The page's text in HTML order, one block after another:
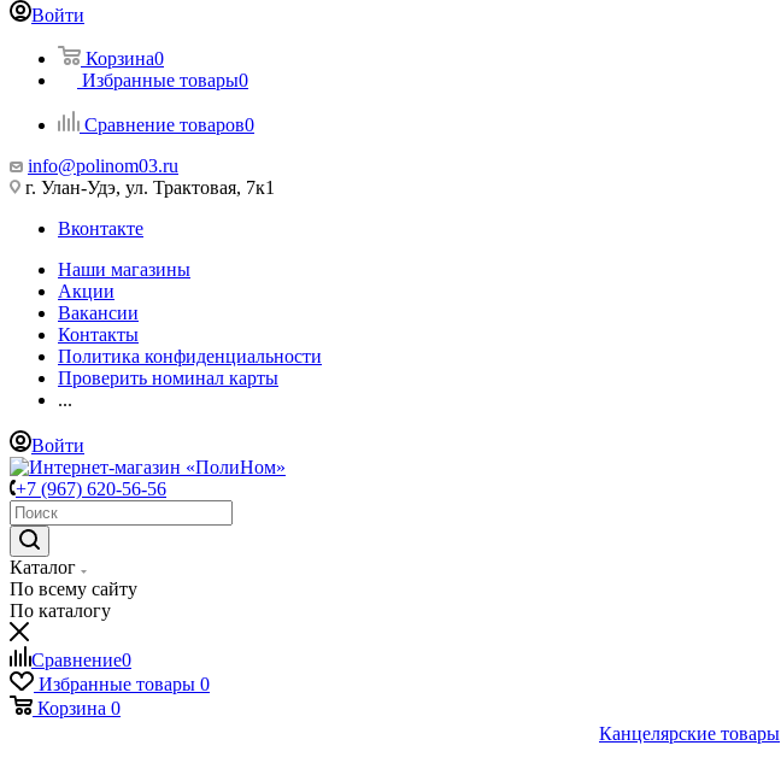
Войти
Корзина0
Избранные товары0
Сравнение товаров0
info@polinom03.ru
г. Улан-Удэ, ул. Трактовая, 7к1
Вконтакте
Наши магазины
Акции
Вакансии
Контакты
Политика конфиденциальности
Проверить номинал карты
...
Войти
+7 (967) 620-56-56
Каталог
По всему сайту
По каталогу
Сравнение0
Избранные товары 0
Корзина 0
Канцелярские товары